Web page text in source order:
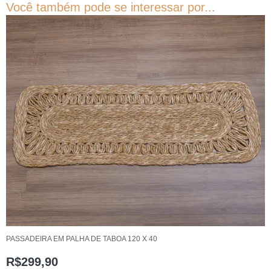
Você também pode se interessar por...
PASSADEIRA EM PALHA DE TABOA 120 X 40
R$299,90